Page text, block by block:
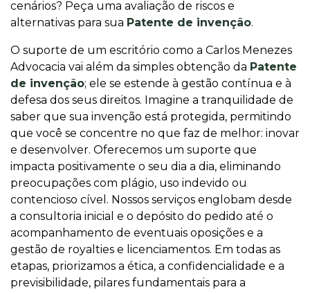
cenários? Peça uma avaliação de riscos e
alternativas para sua Patente de invenção.
O suporte de um escritório como a Carlos Menezes
Advocacia vai além da simples obtenção da Patente
de invenção; ele se estende à gestão contínua e à
defesa dos seus direitos. Imagine a tranquilidade de
saber que sua invenção está protegida, permitindo
que você se concentre no que faz de melhor: inovar
e desenvolver. Oferecemos um suporte que
impacta positivamente o seu dia a dia, eliminando
preocupações com plágio, uso indevido ou
contencioso cível. Nossos serviços englobam desde
a consultoria inicial e o depósito do pedido até o
acompanhamento de eventuais oposições e a
gestão de royalties e licenciamentos. Em todas as
etapas, priorizamos a ética, a confidencialidade e a
previsibilidade, pilares fundamentais para a